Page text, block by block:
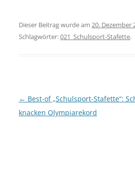
Dieser Beitrag wurde am 20. Dezember
Schlagwörter:021_Schulsport-Stafette.
Beitragsnavigation
← Best-of „Schulsport-Stafette“:
knacken Olympiarekord